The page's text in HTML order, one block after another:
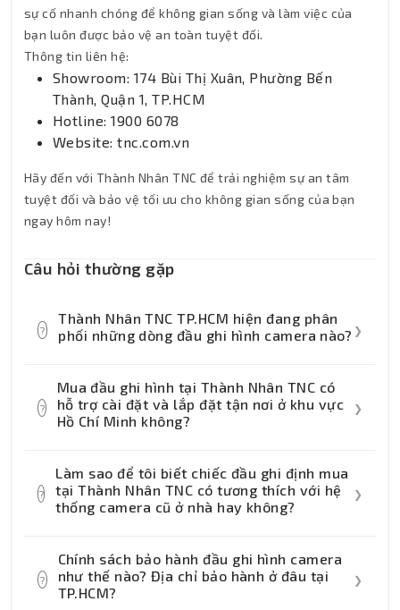
sự cố nhanh chóng để không gian sống và làm việc của
bạn luôn được bảo vệ an toàn tuyệt đối.
Thông tin liên hệ:
Showroom: 174 Bùi Thị Xuân, Phường Bến
Thành, Quận 1, TP.HCM
Hotline: 1900 6078
Website: tnc.com.vn
Hãy đến với Thành Nhân TNC để trải nghiệm sự an tâm
tuyệt đối và bảo vệ tối ưu cho không gian sống của bạn
ngay hôm nay!
Câu hỏi thường gặp
?
Thành Nhân TNC TP.HCM hiện đang phân
phối những dòng đầu ghi hình camera nào? ❯
chính hãng các dòng đầu ghi hình Analog
(DVR) và đầu ghi hình mạng IP (NVR) từ
Hikvision, Dahua, KBVision, Uniview... Quý
khách có thể ghé trực tiếp showroom của
chúng tôi tại trung tâm Quận 1, TP.HCM để
qua website.
?
Mua đầu ghi hình tại Thành Nhân TNC có
hỗ trợ cài đặt và lắp đặt tận nơi ở khu vực
Hồ Chí Minh không?
❯
Thành Nhân TNC cung cấp dịch vụ hỗ trợ
cấu hình sẵn đầu ghi (cài đặt ổ cứng, thiết
trước khi giao. Ngoài ra, nếu bạn cần,
chúng tôi có đội ngũ kỹ thuật viên dày dặn
kinh nghiệm sẵn sàng đến tận nơi khảo sát
?
Làm sao để tôi biết chiếc đầu ghi định mua
tại Thành Nhân TNC có tương thích với hệ
thống camera cũ ở nhà hay không?
❯
Hotline của Thành Nhân TNC hoặc nhắn tin
trực tiếp qua Fanpage/Zalo. Đội ngũ
?
Chính sách bảo hành đầu ghi hình camera
như thế nào? Địa chỉ bảo hành ở đâu tại
TP.HCM?
❯